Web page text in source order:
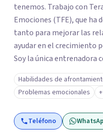
tenemos. Trabajo con
Emociones (TFE), que ha
tanto para mejorar las
ayudar en el crecimiento
Soy la única entrenadora
Focalizada en las
supervisora y terapeuta
demostrado una mejora
con un 70-75% de éxito y
también transforma la
Habilidades de
Problemas emocionales
Teléfono